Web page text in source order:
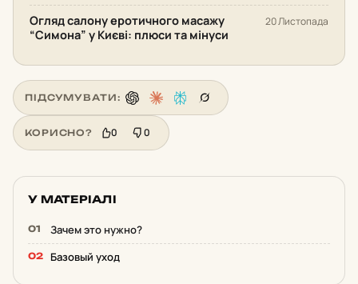
Огляд салону еротичного масажу
“Симона” у Києві: плюси та мінуси
20 Листопада
ПІДСУМУВАТИ:
КОРИСНО? 0 0
У МАТЕРІАЛІ
Зачем это нужно?
Базовый уход